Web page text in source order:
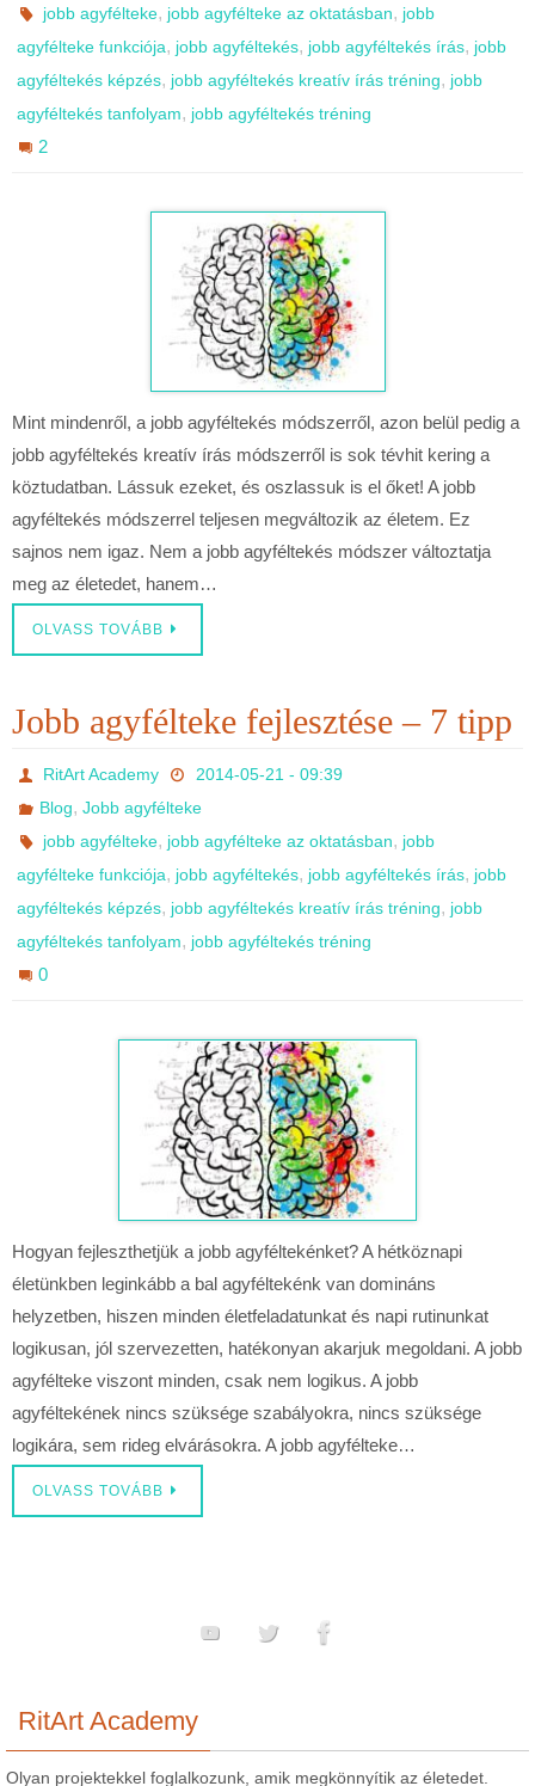
jobb agyfélteke, jobb agyfélteke az oktatásban, jobb
agyfélteke funkciója, jobb agyféltekés, jobb agyféltekés írás, jobb
agyféltekés képzés, jobb agyféltekés kreatív írás tréning, jobb
agyféltekés tanfolyam, jobb agyféltekés tréning
2
Mint mindenről, a jobb agyféltekés módszerről, azon belül pedig a
jobb agyféltekés kreatív írás módszerről is sok tévhit kering a
köztudatban. Lássuk ezeket, és oszlassuk is el őket! A jobb
agyféltekés módszerrel teljesen megváltozik az életem. Ez
sajnos nem igaz. Nem a jobb agyféltekés módszer változtatja
meg az életedet, hanem…
OLVASS TOVÁBB
Jobb agyfélteke fejlesztése – 7 tipp
RitArt Academy
2014-05-21 - 09:39
Blog,Jobb agyfélteke
jobb agyfélteke, jobb agyfélteke az oktatásban, jobb
agyfélteke funkciója, jobb agyféltekés, jobb agyféltekés írás, jobb
agyféltekés képzés, jobb agyféltekés kreatív írás tréning, jobb
agyféltekés tanfolyam, jobb agyféltekés tréning
0
Hogyan fejleszthetjük a jobb agyféltekénket? A hétköznapi
életünkben leginkább a bal agyféltekénk van domináns
helyzetben, hiszen minden életfeladatunkat és napi rutinunkat
logikusan, jól szervezetten, hatékonyan akarjuk megoldani. A jobb
agyfélteke viszont minden, csak nem logikus. A jobb
agyféltekének nincs szüksége szabályokra, nincs szüksége
logikára, sem rideg elvárásokra. A jobb agyfélteke…
OLVASS TOVÁBB
RitArt Academy
Olyan projektekkel foglalkozunk, amik megkönnyítik az életedet.